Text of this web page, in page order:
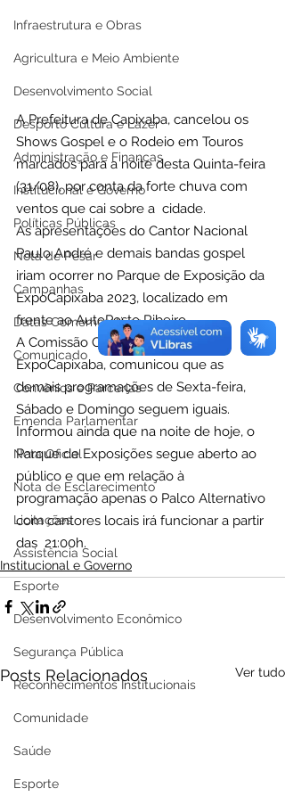
Infraestrutura e Obras
Agricultura e Meio Ambiente
Desenvolvimento Social
Desporto Cultura e Lazer
Administração e Finanças
Institucional e Governo
Políticas Públicas
Nota de Pesar
Campanhas
Datas Comemorativas
Comunicado
Convênios e Parcerias
Emenda Parlamentar
Nota Oficial
Nota de Esclarecimento
Licitações
Assistência Social
Esporte
Desenvolvimento Econômico
Segurança Pública
Reconhecimentos Institucionais
Comunidade
Saúde
Esporte
A Prefeitura de Capixaba, cancelou os
Shows Gospel e o Rodeio em Touros
marcados para a noite desta Quinta-feira
(31/08), por conta da forte chuva com
ventos que cai sobre a  cidade.
As apresentações do Cantor Nacional
Paulo André e demais bandas gospel
iriam ocorrer no Parque de Exposição da
ExpoCapixaba 2023, localizado em
frente ao AutoPosto Ribeiro.
A Comissão Organizadora da
ExpoCapixaba, comunicou que as
demais programações de Sexta-feira,
Sábado e Domingo seguem iguais.
Informou ainda que na noite de hoje, o
Parque de Exposições segue aberto ao
público e que em relação à
programação apenas o Palco Alternativo
com cantores locais irá funcionar a partir
das  21:00h.
Institucional e Governo
Posts Relacionados Ver tudo